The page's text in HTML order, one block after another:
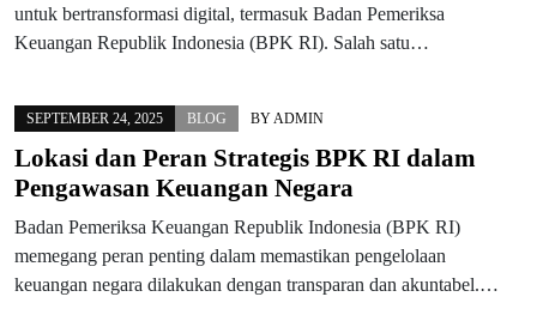
untuk bertransformasi digital, termasuk Badan Pemeriksa
Keuangan Republik Indonesia (BPK RI). Salah satu…
SEPTEMBER 24, 2025 BLOG BY ADMIN
Lokasi dan Peran Strategis BPK RI dalam
Pengawasan Keuangan Negara
Badan Pemeriksa Keuangan Republik Indonesia (BPK RI)
memegang peran penting dalam memastikan pengelolaan
keuangan negara dilakukan dengan transparan dan akuntabel.…